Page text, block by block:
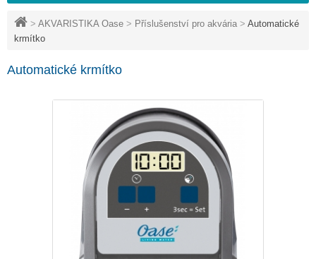
> AKVARISTIKA Oase > Příslušenství pro akvária > Automatické
krmítko
Automatické krmítko